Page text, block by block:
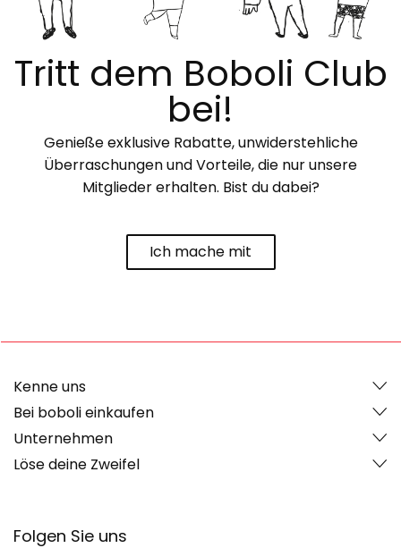
Tritt dem Boboli Club
bei!
Genieße exklusive Rabatte, unwiderstehliche
Überraschungen und Vorteile, die nur unsere
Mitglieder erhalten. Bist du dabei?
Ich mache mit
Folgen Sie uns
Kenne uns
Bei boboli einkaufen
Unternehmen
Löse deine Zweifel